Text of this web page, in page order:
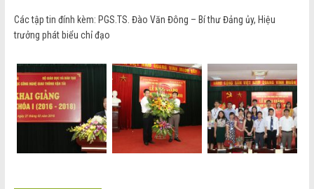
Các tập tin đính kèm: PGS.TS. Đào Văn Đông – Bí thư Đảng ủy, Hiệu
trưởng phát biểu chỉ đạo